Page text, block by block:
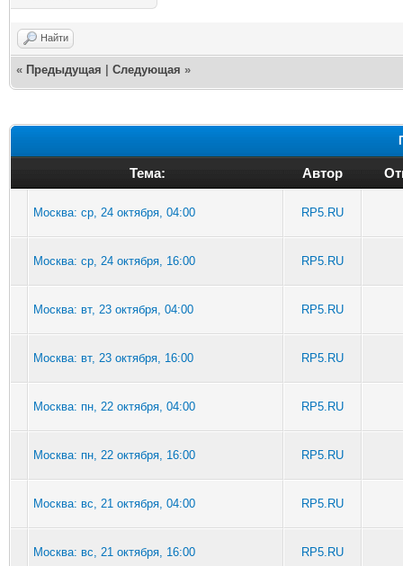
Найти
« Предыдущая Следующая »
Тема: Автор
Москва: ср, 24 октября, 04:00 RP5.RU
Москва: ср, 24 октября, 16:00 RP5.RU
Москва: вт, 23 октября, 04:00 RP5.RU
Москва: вт, 23 октября, 16:00 RP5.RU
Москва: пн, 22 октября, 04:00 RP5.RU
Москва: пн, 22 октября, 16:00 RP5.RU
Москва: вс, 21 октября, 04:00 RP5.RU
Москва: вс, 21 октября, 16:00 RP5.RU